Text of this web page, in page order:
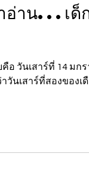
าน...เด็ก
อ วันเสาร์ที่ 14 มก
วันเสาร์ที่สองของเ